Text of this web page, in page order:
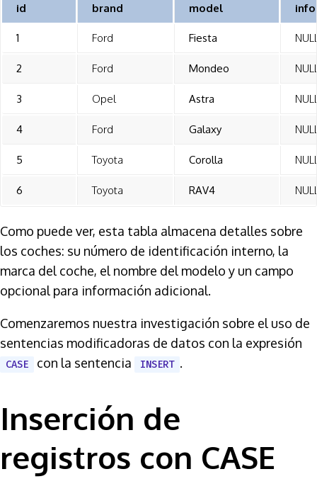
id brand model info
1 Ford Fiesta
2 Ford Mondeo
3 Opel Astra
4 Ford Galaxy
5 Toyota Corolla
6 Toyota RAV4
Como puede ver, esta tabla almacena detalles sobre
los coches: su número de identificación interno, la
marca del coche, el nombre del modelo y un campo
opcional para información adicional.
Comenzaremos nuestra investigación sobre el uso de
sentencias modificadoras de datos con la expresión
CASE con la sentencia INSERT .
Inserción de
registros con CASE